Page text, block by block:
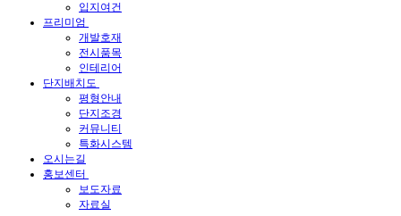
입지여건
프리미엄
개발호재
전시품목
인테리어
단지배치도
평형안내
단지조경
커뮤니티
특화시스템
오시는길
홍보센터
보도자료
자료실